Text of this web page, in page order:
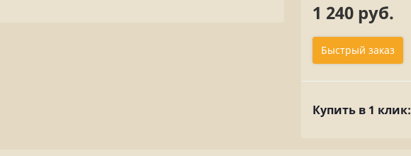
1 240 руб.
Быстрый заказ
Купить в 1 клик: